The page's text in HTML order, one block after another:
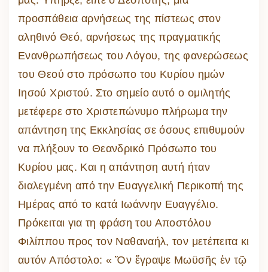
προσπάθεια αρνήσεως της πίστεως στον
αληθινό Θεό, αρνήσεως της πραγματικής
Ενανθρωπήσεως του Λόγου, της φανερώσεως
του Θεού στο πρόσωπο του Κυρίου ημών
Ιησού Χριστού. Στο σημείο αυτό ο ομιλητής
μετέφερε στο Χριστεπώνυμο πλήρωμα την
απάντηση της Εκκλησίας σε όσους επιθυμούν
να πλήξουν το Θεανδρικό Πρόσωπο του
Κυρίου μας. Και η απάντηση αυτή ήταν
διαλεγμένη από την Ευαγγελική Περικοπή της
Ημέρας από το κατά Ιωάννην Ευαγγέλιο.
Πρόκειται για τη φράση του Αποστόλου
Φιλίππου προς τον Ναθαναήλ, τον μετέπειτα κι
αυτόν Απόστολο: « Ὅν ἔγραψε Μωϋσῆς ἐν τῷ